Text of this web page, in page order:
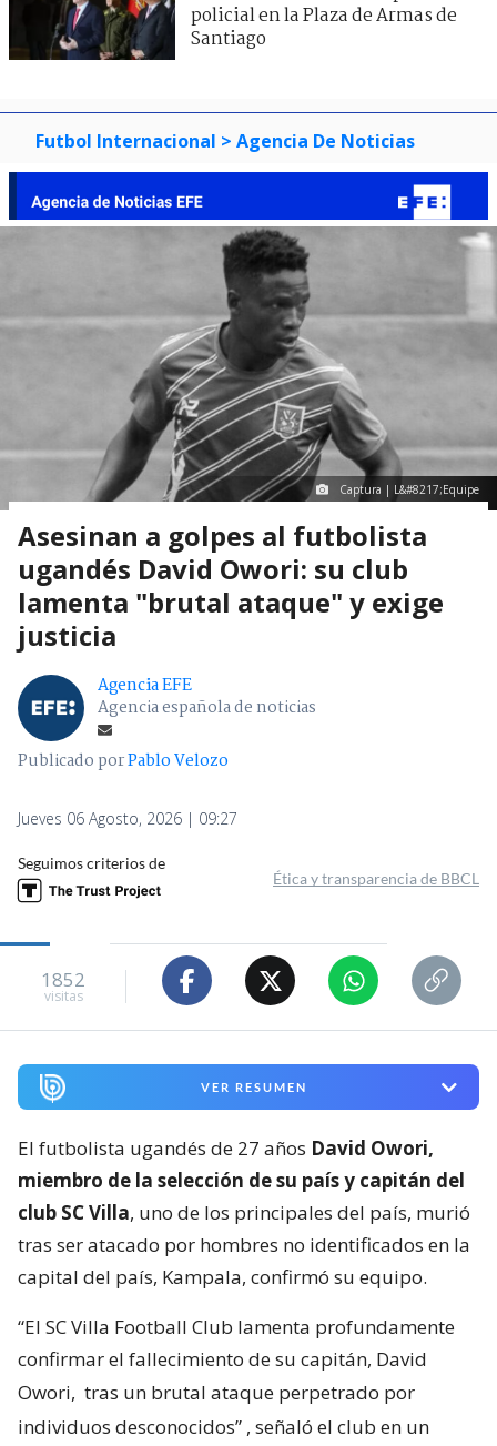
policial en la Plaza de Armas de
Santiago
Futbol Internacional > Agencia De Noticias
Captura | L&#8217;Equipe
Asesinan a golpes al futbolista
ugandés David Owori: su club
lamenta "brutal ataque" y exige
justicia
Agencia EFE
Agencia española de noticias
Publicado porPablo Velozo
Jueves 06 Agosto, 2026 | 09:27
Seguimos criterios de
Ética y transparencia de BBCL
1852
visitas
VER RESUMEN
El futbolista ugandés de 27 años David Owori,
miembro de la selección de su país y capitán del
club SC Villa, uno de los principales del país, murió
tras ser atacado por hombres no identificados en la
capital del país, Kampala, confirmó su equipo.
“El SC Villa Football Club lamenta profundamente
confirmar el fallecimiento de su capitán, David
Owori, tras un brutal ataque perpetrado por
individuos desconocidos” , señaló el club en un